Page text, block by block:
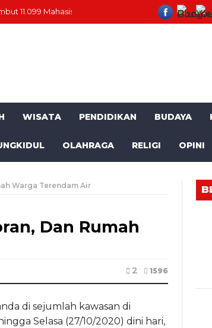
11.099 Mahasiswa Baru Momentum HUT RI
WISATA PENDIDIKAN BUDAYA
OLAHRAGA RELIGI OPINI
Warga Terendam Air
Dan Rumah
1596
2
di sejumlah kawasan di
Selasa (27/10/2020) dini hari,